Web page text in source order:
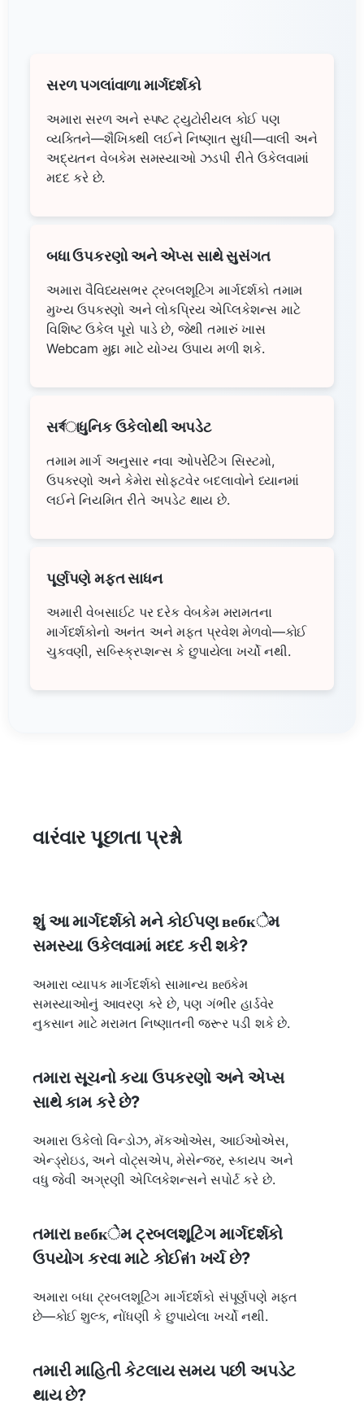
સરળ પગલાંવાળા માર્ગદર્શકો
અમારા સરળ અને સ્પષ્ટ ટ્યુટોરીયલ કોઈ પણ
વ્યક્તિને—શૈખિકથી લઈને નિષ્ણાત સુધી—વાલી અને
અદ્યતન વેબકેમ સમસ્યાઓ ઝડપી રીતે ઉકેલવામાં
મદદ કરે છે.
બધા ઉપકરણો અને એપ્સ સાથે સુસંગત
અમારા વૈવિધ્યસભર ટ્રબલશૂટિંગ માર્ગદર્શકો તમામ
મુખ્ય ઉપકરણો અને લોકપ્રિય એપ્લિકેશન્સ માટે
વિશિષ્ટ ઉકેલ પૂરો પાડે છે, જેથી તમારું ખાસ
Webcam મુદ્દા માટે યોગ્ય ઉપાય મળી શકે.
સর্বાધુનિક ઉકેલોથી અપડેટ
તમામ માર્ગ અનુસાર નવા ઓપરેટિંગ સિસ્ટમો,
ઉપકરણો અને કેમેરા સોફટવેર બદલાવોને ધ્યાનમાં
લઈને નિયમિત રીતે અપડેટ થાય છે.
પૂર્ણપણે મફત સાધન
અમારી વેબસાઈટ પર દરેક વેબકેમ મરામતના
માર્ગદર્શકોનો અનંત અને મફત પ્રવેશ મેળવો—કોઈ
ચુકવણી, સબ્સ્ક્રિપ્શન્સ કે છુપાયેલા ખર્ચો નથી.
વારંવાર પૂછાતા પ્રશ્નો
શું આ માર્ગદર્શકો મને કોઈપણ вебкેમ
સમસ્યા ઉકેલવામાં મદદ કરી શકે?
અમારા વ્યાપક માર્ગદર્શકો સામાન્ય вебકેમ
સમસ્યાઓનું આવરણ કરે છે, પણ ગંભીર હાર્ડવેર
નુકસાન માટે મરામત નિષ્ણાતની જરૂર પડી શકે છે.
તમારા સૂચનો કયા ઉપકરણો અને એપ્સ
સાથે કામ કરે છે?
અમારા ઉકેલો વિન્ડોઝ, મૅકઓએસ, આઈઓએસ,
એન્ડ્રોઇડ, અને વોટ્સએપ, મેસેન્જર, સ્કાયપ અને
વધુ જેવી અગ્રણી એપ્લિકેશન્સને સપોર્ટ કરે છે.
તમારા вебкેમ ટ્રબલશૂટિંગ માર્ગદર્શકો
ઉપયોગ કરવા માટે કોઈค่า ખર્ચ છે?
અમારા બધા ટ્રબલશૂટિંગ માર્ગદર્શકો સંપૂર્ણપણે મફત
છે—કોઈ શુલ્ક, નોંધણી કે છુપાયેલા ખર્ચો નથી.
તમારી માહિતી કેટલાય સમય પછી અપડેટ
થાય છે?